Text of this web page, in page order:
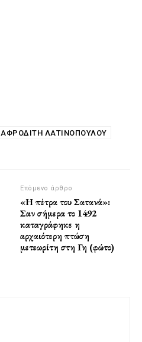
ΑΦΡΟΔΊΤΗ ΛΑΤΙΝΟΠΟΎΛΟΥ
Επόμενο άρθρο
«Η πέτρα του Σατανά»:
Σαν σήμερα το 1492
καταγράφηκε η
αρχαιότερη πτώση
μετεωρίτη στη Γη (φώτο)